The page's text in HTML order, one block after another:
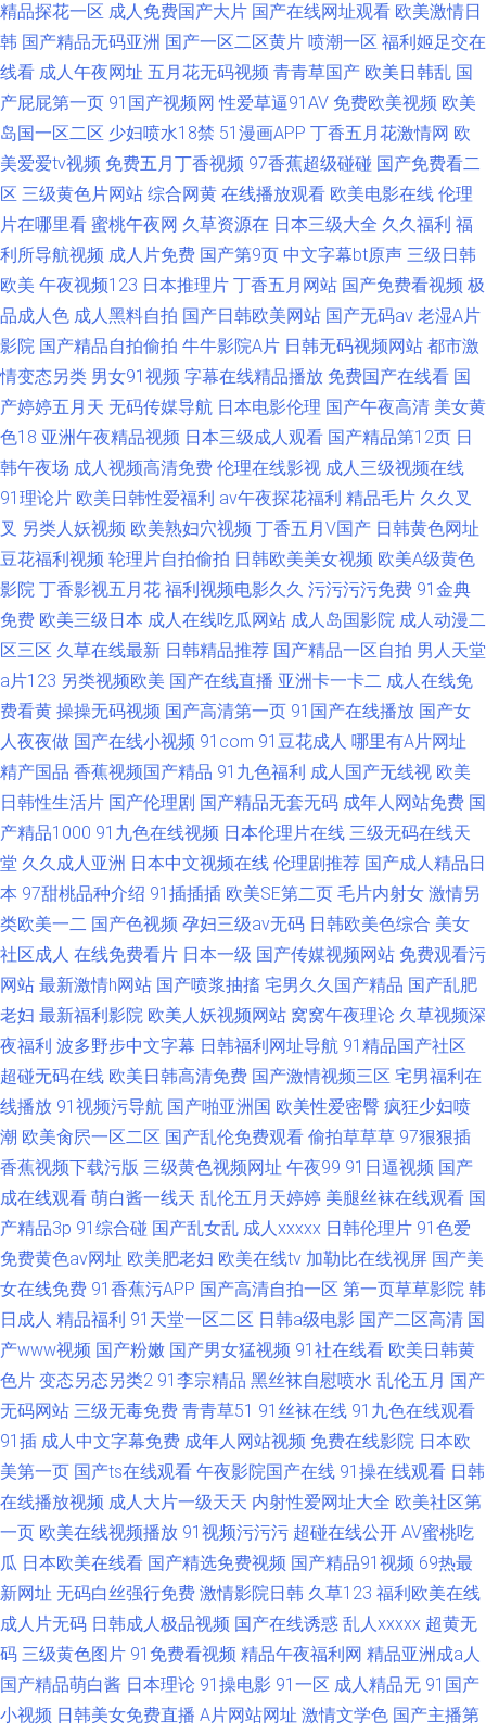
精品探花一区 成人免费国产大片 国产在线网址观看 欧美激情日
韩 国产精品无码亚洲 国产一区二区黄片 喷潮一区 福利姬足交在
线看 成人午夜网址 五月花无码视频 青青草国产 欧美日韩乱 国
产屁屁第一页 91国产视频网 性爱草逼91AV 免费欧美视频 欧美
岛国一区二区 少妇喷水18禁 51漫画APP 丁香五月花激情网 欧
美爱爱tv视频 免费五月丁香视频 97香蕉超级碰碰 国产免费看二
区 三级黄色片网站 综合网黄 在线播放观看 欧美电影在线 伦理
片在哪里看 蜜桃午夜网 久草资源在 日本三级大全 久久福利 福
利所导航视频 成人片免费 国产第9页 中文字幕bt原声 三级日韩
欧美 午夜视频123 日本推理片 丁香五月网站 国产免费看视频 极
品成人色 成人黑料自拍 国产日韩欧美网站 国产无码av 老湿A片
影院 国产精品自拍偷拍 牛牛影院A片 日韩无码视频网站 都市激
情变态另类 男女91视频 字幕在线精品播放 免费国产在线看 国
产婷婷五月天 无码传媒导航 日本电影伦理 国产午夜高清 美女黄
色18 亚洲午夜精品视频 日本三级成人观看 国产精品第12页 日
韩午夜场 成人视频高清免费 伦理在线影视 成人三级视频在线
91理论片 欧美日韩性爱福利 av午夜探花福利 精品毛片 久久叉
叉 另类人妖视频 欧美熟妇穴视频 丁香五月V国产 日韩黄色网址
豆花福利视频 轮理片自拍偷拍 日韩欧美美女视频 欧美A级黄色
影院 丁香影视五月花 福利视频电影久久 污污污污免费 91金典
免费 欧美三级日本 成人在线吃瓜网站 成人岛国影院 成人动漫二
区三区 久草在线最新 日韩精品推荐 国产精品一区自拍 男人天堂
a片123 另类视频欧美 国产在线直播 亚洲卡一卡二 成人在线免
费看黄 操操无码视频 国产高清第一页 91国产在线播放 国产女
人夜夜做 国产在线小视频 91com 91豆花成人 哪里有A片网址
精产国品 香蕉视频国产精品 91九色福利 成人国产无线视 欧美
日韩性生活片 国产伦理剧 国产精品无套无码 成年人网站免费 国
产精品1000 91九色在线视频 日本伦理片在线 三级无码在线天
堂 久久成人亚洲 日本中文视频在线 伦理剧推荐 国产成人精品日
本 97甜桃品种介绍 91插插插 欧美SE第二页 毛片内射女 激情另
类欧美一二 国产色视频 孕妇三级av无码 日韩欧美色综合 美女
社区成人 在线免费看片 日本一级 国产传媒视频网站 免费观看污
网站 最新激情h网站 国产喷浆抽搐 宅男久久国产精品 国产乱肥
老妇 最新福利影院 欧美人妖视频网站 窝窝午夜理论 久草视频深
夜福利 波多野步中文字幕 日韩福利网址导航 91精品国产社区
超碰无码在线 欧美日韩高清免费 国产激情视频三区 宅男福利在
线播放 91视频污导航 国产啪亚洲国 欧美性爱密臀 疯狂少妇喷
潮 欧美肏屄一区二区 国产乱伦免费观看 偷拍草草草 97狠狠插
香蕉视频下载污版 三级黄色视频网址 午夜99 91日逼视频 国产
成在线观看 萌白酱一线天 乱伦五月天婷婷 美腿丝袜在线观看 国
产精品3p 91综合碰 国产乱女乱 成人xxxxx 日韩伦理片 91色爱
免费黄色av网址 欧美肥老妇 欧美在线tv 加勒比在线视屏 国产美
女在线免费 91香蕉污APP 国产高清自拍一区 第一页草草影院 韩
日成人 精品福利 91天堂一区二区 日韩a级电影 国产二区高清 国
产www视频 国产粉嫩 国产男女猛视频 91社在线看 欧美日韩黄
色片 变态另态另类2 91李宗精品 黑丝袜自慰喷水 乱伦五月 国产
无码网站 三级无毒免费 青青草51 91丝袜在线 91九色在线观看
91插 成人中文字幕免费 成年人网站视频 免费在线影院 日本欧
美第一页 国产ts在线观看 午夜影院国产在线 91操在线观看 日韩
在线播放视频 成人大片一级天天 内射性爱网址大全 欧美社区第
一页 欧美在线视频播放 91视频污污污 超碰在线公开 AV蜜桃吃
瓜 日本欧美在线看 国产精选免费视频 国产精品91视频 69热最
新网址 无码白丝强行免费 激情影院日韩 久草123 福利欧美在线
成人片无码 日韩成人极品视频 国产在线诱惑 乱人xxxxx 超黄无
码 三级黄色图片 91免费看视频 精品午夜福利网 精品亚洲成a人
国产精品萌白酱 日本理论 91操电影 91一区 成人精品无 91国产
小视频 日韩美女免费直播 A片网站网址 激情文学色 国产主播第